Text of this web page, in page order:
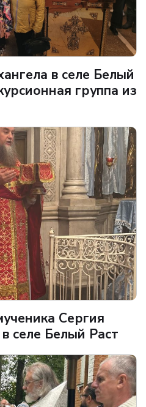
в селе Белый
группа из
Сергия
селе Белый Раст